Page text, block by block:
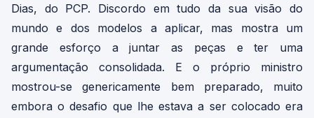
Dias, do PCP. Discordo em tudo da sua visão do
mundo e dos modelos a aplicar, mas mostra um
grande esforço a juntar as peças e ter uma
argumentação consolidada. E o próprio ministro
mostrou-se genericamente bem preparado, muito
embora o desafio que lhe estava a ser colocado era